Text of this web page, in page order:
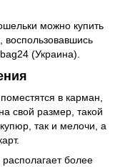
можно купить
воспользовавшись
(Украина).
в карман,
свой размер, такой
так и мелочи, а
более